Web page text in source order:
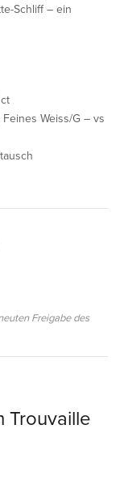
Schliff – ein
Weiss/G – vs
Freigabe des
Trouvaille